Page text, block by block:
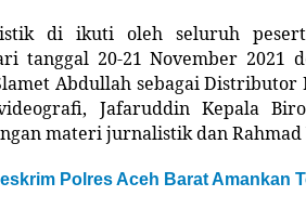
di ikuti oleh seluruh
tanggal 20-21 November
Abdullah sebagai Distributor
Jafaruddin Kepala
materi jurnalistik dan
Polres Aceh Barat Amankan